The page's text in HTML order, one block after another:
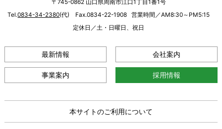
〒745-0862 山口県周南市江口1丁目1番1号
Tel.0834-34-2380(代) Fax.0834-22-1908
営業時間／AM8:30～PM5:15
定休日／土・日曜日、祝日
最新情報 会社案内
事業案内 採用情報
本サイトのご利用について